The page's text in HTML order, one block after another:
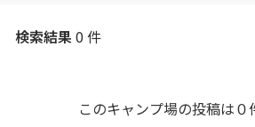
検索結果0 件
このキャンプ場の投稿は０